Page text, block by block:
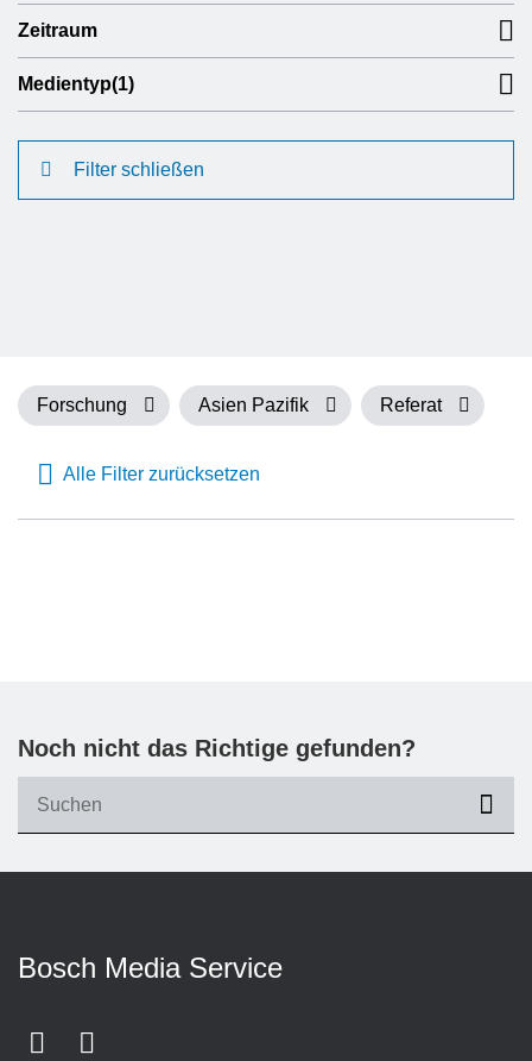
Zeitraum
Medientyp(1)
Filter schließen
Forschung Asien Pazifik Referat
Alle Filter zurücksetzen
Noch nicht das Richtige gefunden?
Bosch Media Service